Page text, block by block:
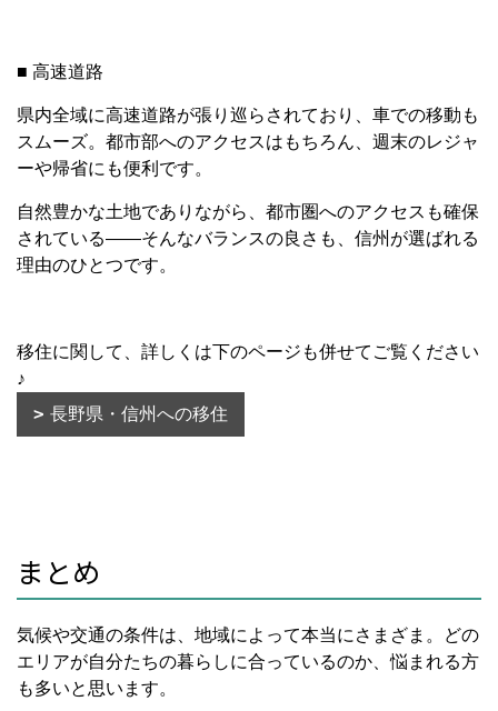
■ 高速道路
県内全域に高速道路が張り巡らされており、車での移動も
スムーズ。都市部へのアクセスはもちろん、週末のレジャ
ーや帰省にも便利です。
自然豊かな土地でありながら、都市圏へのアクセスも確保
されている――そんなバランスの良さも、信州が選ばれる
理由のひとつです。
移住に関して、詳しくは下のページも併せてご覧ください
♪
長野県・信州への移住
まとめ
気候や交通の条件は、地域によって本当にさまざま。どの
エリアが自分たちの暮らしに合っているのか、悩まれる方
も多いと思います。